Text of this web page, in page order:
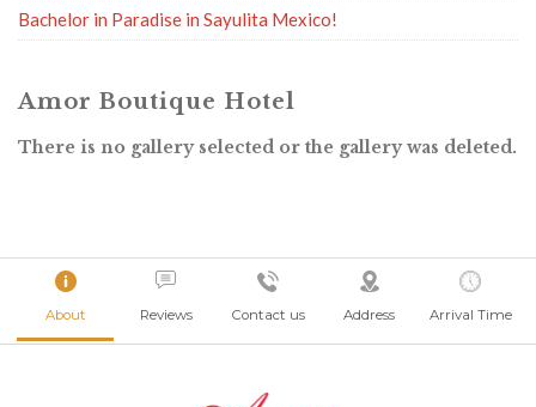
Bachelor in Paradise in Sayulita Mexico!
Amor Boutique Hotel
There is no gallery selected or the gallery was deleted.
About Reviews Contact us Address Arrival Time